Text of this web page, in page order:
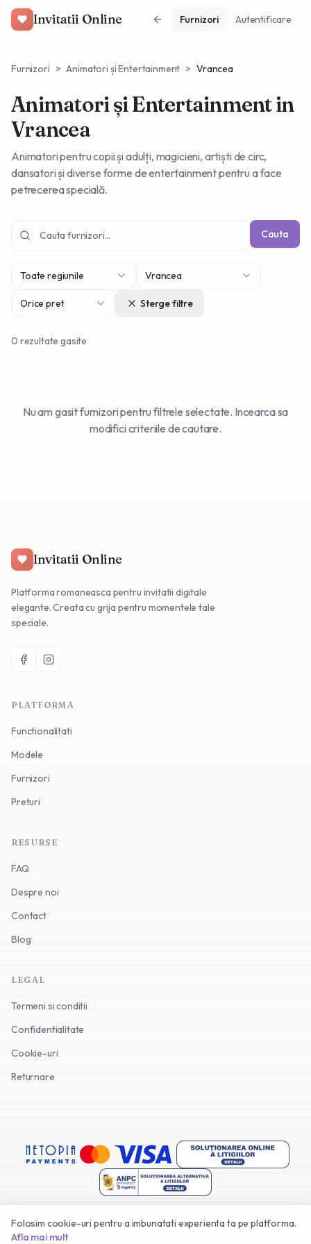
Invitatii Online Furnizori Autentificare
Furnizori > Animatori și Entertainment > Vrancea
Animatori și Entertainmentin
Vrancea
Animatori pentru copii și adulți, magicieni, artiști de circ,
dansatori și diverse forme de entertainment pentru a face
petrecerea specială.
Cauta
Toate regiunile Vrancea
Orice pret Sterge filtre
0 rezultate gasite
Nu am gasit furnizori pentru filtrele selectate. Incearca sa
modifici criteriile de cautare.
Invitatii Online
Platforma romaneasca pentru invitatii digitale
elegante. Creata cu grija pentru momentele tale
speciale.
PLATFORMA
Functionalitati
Modele
Furnizori
Preturi
RESURSE
FAQ
Despre noi
Contact
Blog
LEGAL
Termeni si conditii
Confidentialitate
Cookie-uri
Returnare
©2026
Folosim cookie-uri pentru a imbunatati experienta ta pe platforma.
Afla mai mult